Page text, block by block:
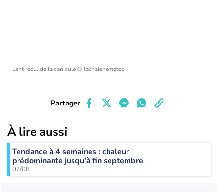
Lent recul de la canicule© lachaienemeteo
Partager
À lire aussi
Tendance à 4 semaines : chaleur
prédominante jusqu'à fin septembre
07/08